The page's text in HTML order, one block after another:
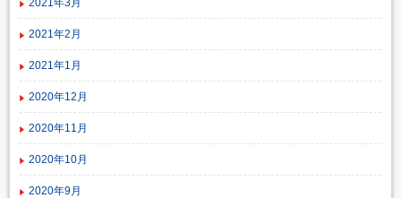
2021年3月
2021年2月
2021年1月
2020年12月
2020年11月
2020年10月
2020年9月